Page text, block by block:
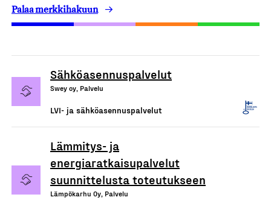
Palaa merkkihakuun
Sähköasennuspalvelut
Swey oy, Palvelu
LVI- ja sähköasennuspalvelut
Lämmitys- ja
energiaratkaisupalvelut
suunnittelusta toteutukseen
Lämpökarhu Oy, Palvelu